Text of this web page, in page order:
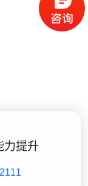
力提升